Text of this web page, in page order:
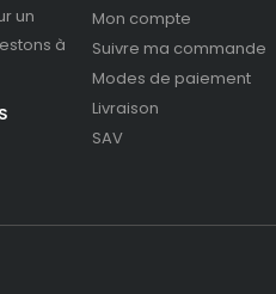
un
à
Mon compte
Suivre ma commande
Modes de paiement
Livraison
SAV